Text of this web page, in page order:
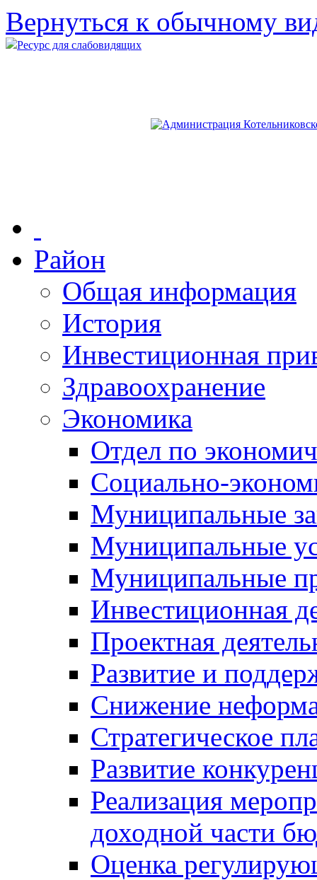
Вернуться к обычному
Ресурс для слабовидящих
Район
Общая информация
История
Инвестиционная
Здравоохранение
Экономика
Отдел по
Социально-
Муниципальные
Муниципальные
Муниципальные
Инвестиционная
Проектная
Развитие и
Снижение
Стратегическое
Развитие
Реализация
доходной части
Оценка